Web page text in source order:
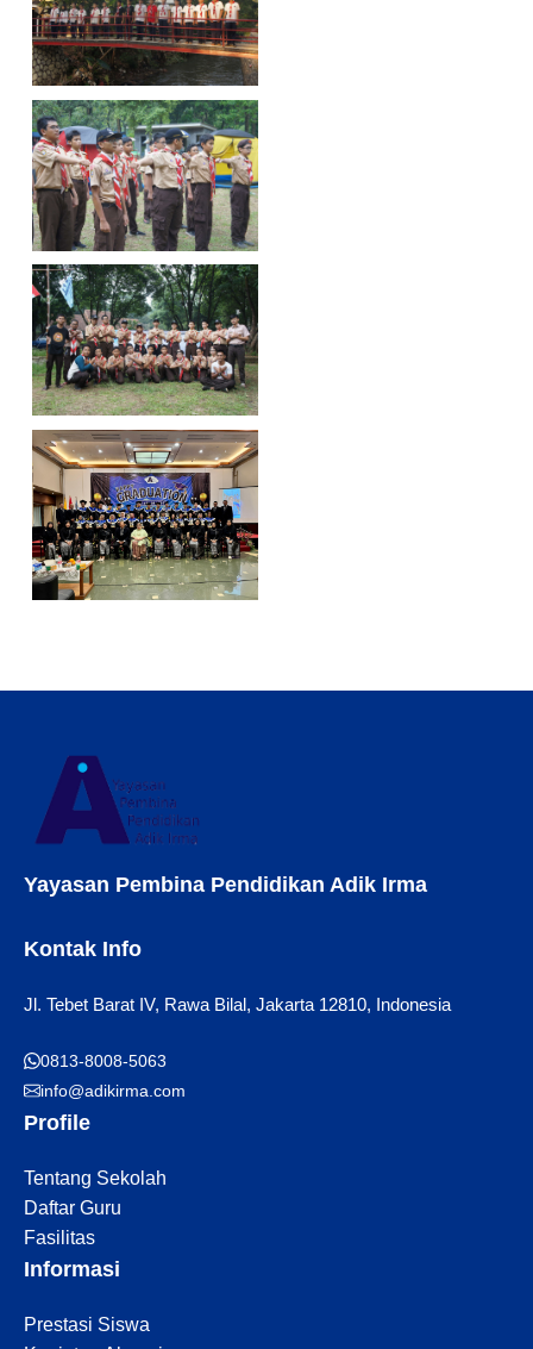
Yayasan Pembina Pendidikan Adik Irma
Kontak Info
Jl. Tebet Barat IV, Rawa Bilal, Jakarta 12810, Indonesia
0813-8008-5063
info@adikirma.com
Profile
Tentang Sekolah
Daftar Guru
Fasilitas
Informasi
Prestasi Siswa